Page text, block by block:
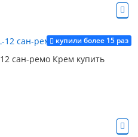
купили более 15 раз
сан-ремо Крем купить